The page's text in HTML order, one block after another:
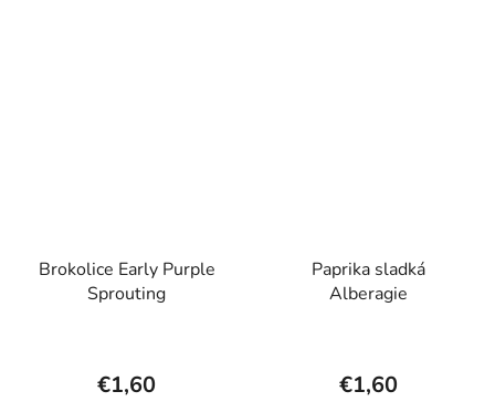
Brokolice Early Purple
Sprouting
€1,60
Paprika sladká
Alberagie
€1,60